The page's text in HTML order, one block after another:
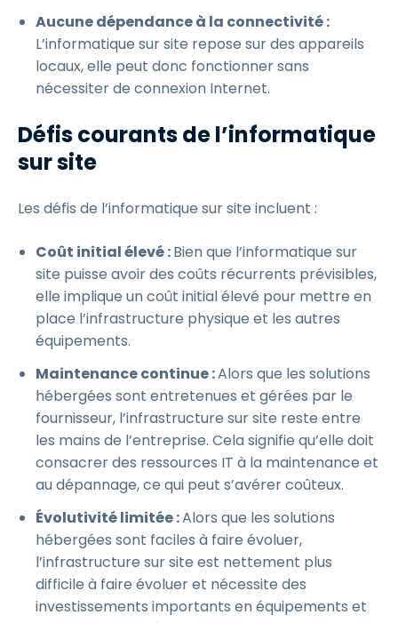
Aucune dépendance à la connectivité :
L’informatique sur site repose sur des appareils
locaux, elle peut donc fonctionner sans
nécessiter de connexion Internet.
Défis courants de l’informatique
sur site
Les défis de l’informatique sur site incluent :
Coût initial élevé :Bien que l’informatique sur
site puisse avoir des coûts récurrents prévisibles,
elle implique un coût initial élevé pour mettre en
place l’infrastructure physique et les autres
équipements.
Maintenance continue :Alors que les solutions
hébergées sont entretenues et gérées par le
fournisseur, l’infrastructure sur site reste entre
les mains de l’entreprise. Cela signifie qu’elle doit
consacrer des ressources IT à la maintenance et
au dépannage, ce qui peut s’avérer coûteux.
Évolutivité limitée :Alors que les solutions
hébergées sont faciles à faire évoluer,
l’infrastructure sur site est nettement plus
difficile à faire évoluer et nécessite des
investissements importants en équipements et